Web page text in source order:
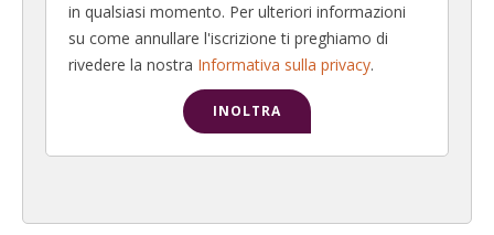
in qualsiasi momento. Per ulteriori informazioni
su come annullare l'iscrizione ti preghiamo di
rivedere la nostra Informativa sulla privacy.